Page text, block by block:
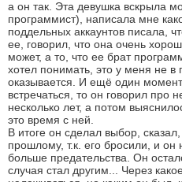
а он так. Эта девушка вскрыла
программист), написала мне
поддельных аккаунтов писала,
ее, говорил, что она очень
может, а то, что ее брат
хотел понимать, это у меня не в
оказывается. И ещё один
встречаться, то он говорил про
несколько лет, а потом
это время с ней.
В итоге он сделал выбор, сказал,
прошлому, т.к. его бросили, и он
больше предательства. Он
случая стал другим... Через